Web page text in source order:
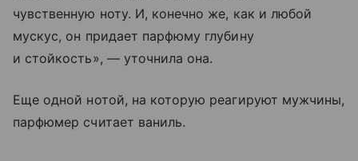
чувственную ноту. И, конечно же, как и любой
мускус, он придает парфюму глубину
и стойкость», — уточнила она.
Еще одной нотой, на которую реагируют мужчины,
парфюмер считает ваниль.